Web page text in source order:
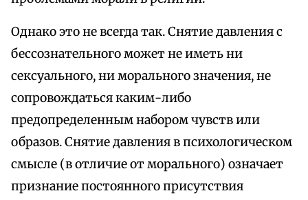
Однако это не всегда так. Снятие давления с
бессознательного может не иметь ни
сексуального, ни морального значения, не
сопровождаться каким-либо
предопределенным набором чувств или
образов. Снятие давления в психологическом
смысле (в отличие от морального) означает
признание постоянного присутствия